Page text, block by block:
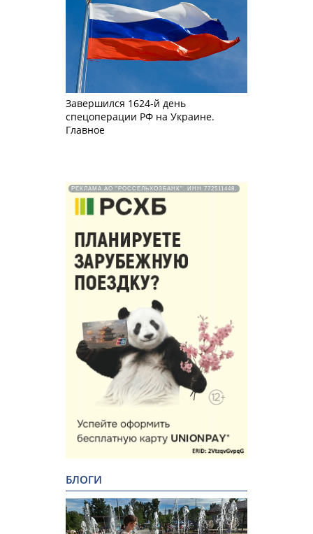
Завершился 1624-й день
спецоперации РФ на Украине.
Главное
РЕКЛАМА АО "РОССЕЛЬХОЗБАНК". ИНН 772511448.
БЛОГИ